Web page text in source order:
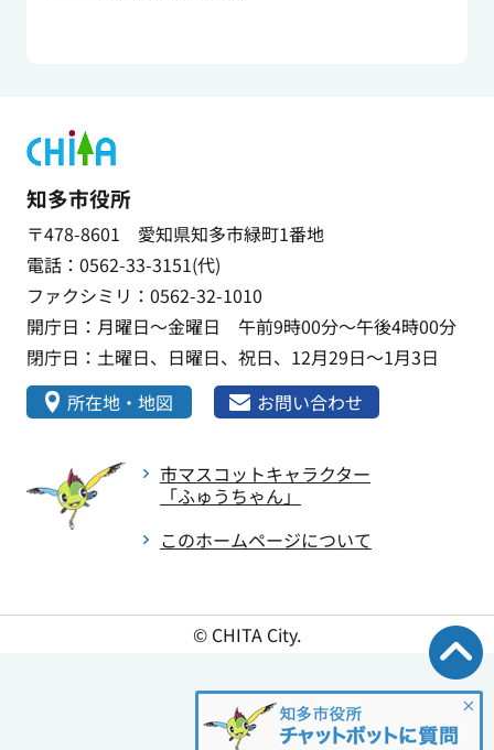
知多市役所
〒478-8601 愛知県知多市緑町1番地
電話：0562-33-3151(代)
ファクシミリ：0562-32-1010
開庁日：月曜日～金曜日 午前9時00分～午後4時00分
閉庁日：土曜日、日曜日、祝日、12月29日～1月3日
所在地・地図
お問い合わせ
市マスコットキャラクター
「ふゅうちゃん」
このホームページについて
© CHITA City.